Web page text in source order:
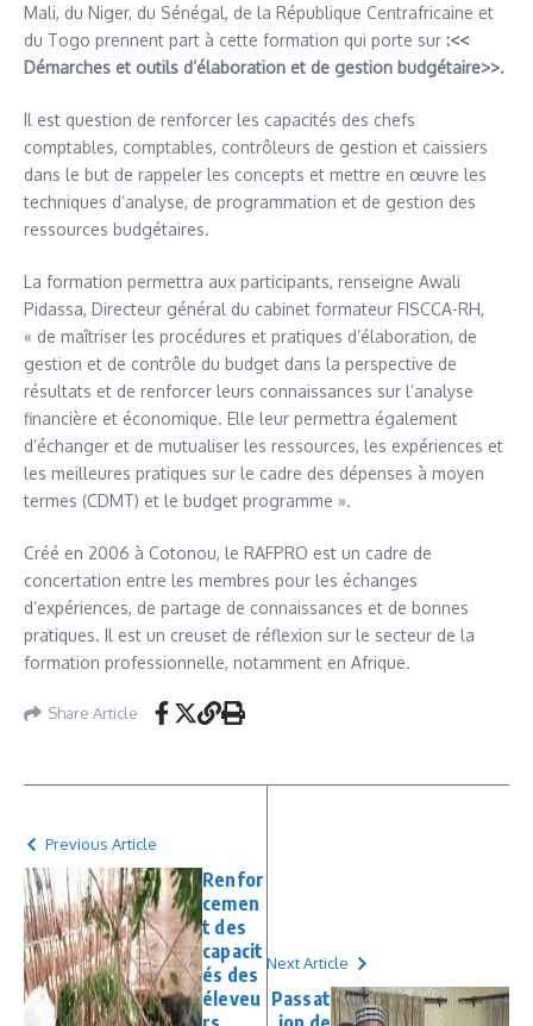
Mali, du Niger, du Sénégal, de la République Centrafricaine et
du Togo prennent part à cette formation qui porte sur :<<
Démarches et outils d’élaboration et de gestion budgétaire>>.
Il est question de renforcer les capacités des chefs
comptables, comptables, contrôleurs de gestion et caissiers
dans le but de rappeler les concepts et mettre en œuvre les
techniques d’analyse, de programmation et de gestion des
ressources budgétaires.
La formation permettra aux participants, renseigne Awali
Pidassa, Directeur général du cabinet formateur FISCCA-RH,
« de maîtriser les procédures et pratiques d’élaboration, de
gestion et de contrôle du budget dans la perspective de
résultats et de renforcer leurs connaissances sur l’analyse
financière et économique. Elle leur permettra également
d’échanger et de mutualiser les ressources, les expériences et
les meilleures pratiques sur le cadre des dépenses à moyen
termes (CDMT) et le budget programme ».
Créé en 2006 à Cotonou, le RAFPRO est un cadre de
concertation entre les membres pour les échanges
d’expériences, de partage de connaissances et de bonnes
pratiques. Il est un creuset de réflexion sur le secteur de la
formation professionnelle, notamment en Afrique.
Share Article
Previous Article
Renfor
cemen
t des
capacit
és des
éleveu
Next Article
Passat